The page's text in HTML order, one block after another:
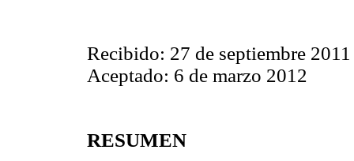
Recibido: 27 de septiembre 2011
Aceptado: 6 de marzo 2012
RESUMEN